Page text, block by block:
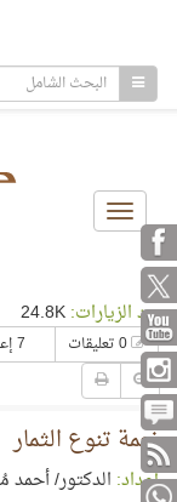
Toggle
navigation
عدد الزيارات:
7 إعجابات
نعمة تنوع الثمار
إعداد: الدكتور/ أحمد